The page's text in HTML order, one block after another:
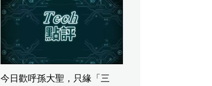
今日歡呼孫大聖，只緣「三